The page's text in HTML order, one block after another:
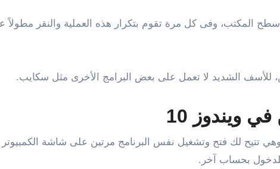
للأسف الشديد لا تعمل على بعض البرامج الأخرى مثل سكايب.
ويندوز 10
الطريقة الثانية هذه تعمل فقط مع نسخة ويندوز 10 وهي تتيح لك فتح وتشغيل نفس البرنامج
بحساب آخر.